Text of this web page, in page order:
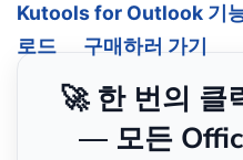
Kutools for Outlook 기
로드
구매하러 가기
🚀 한 번의 클
— 모든